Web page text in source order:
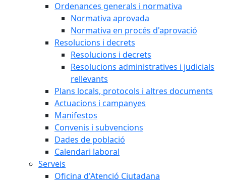
Ordenances generals i normativa
Normativa aprovada
Normativa en procés d'aprovació
Resolucions i decrets
Resolucions i decrets
Resolucions administratives i judicials
rellevants
Plans locals, protocols i altres documents
Actuacions i campanyes
Manifestos
Convenis i subvencions
Dades de població
Calendari laboral
Serveis
Oficina d'Atenció Ciutadana